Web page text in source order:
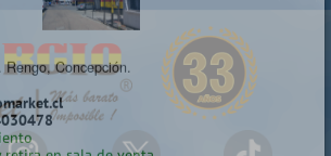
sala de venta más cercana a tu localidad